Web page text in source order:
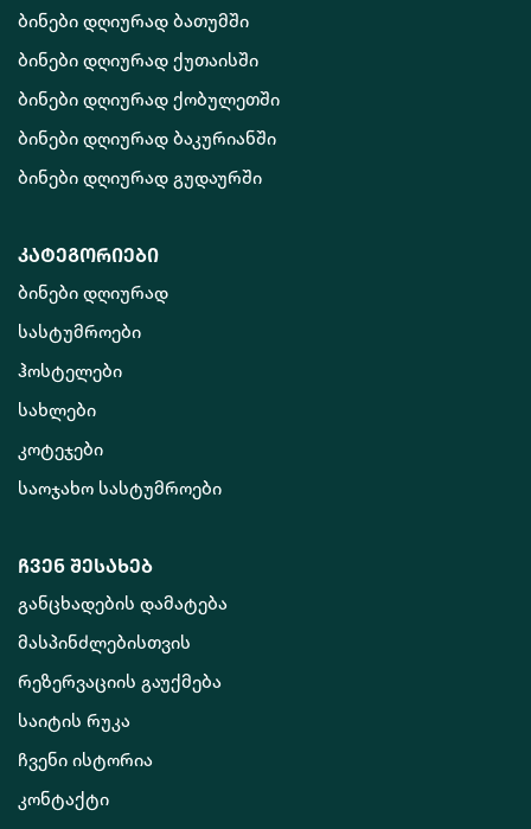
ბინები დღიურად ბათუმში
ბინები დღიურად ქუთაისში
ბინები დღიურად ქობულეთში
ბინები დღიურად ბაკურიანში
ბინები დღიურად გუდაურში
კატეგორიები
ბინები დღიურად
სასტუმროები
ჰოსტელები
სახლები
კოტეჯები
საოჯახო სასტუმროები
ჩვენ შესახებ
განცხადების დამატება
მასპინძლებისთვის
რეზერვაციის გაუქმება
საიტის რუკა
ჩვენი ისტორია
კონტაქტი